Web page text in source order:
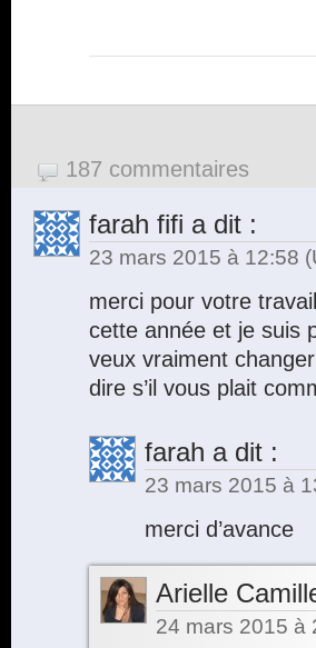
187 commentaires
farah fifi a dit :
23 mars 2015 à 12:58
merci pour votre
cette année et je suis
veux vraiment
dire s’il vous plait
farah a dit :
23 mars 2015 à
merci d’avance
Arielle
24 mars 2015 à